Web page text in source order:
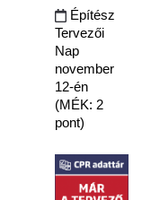
Építész
Tervezői
Nap
november
12-én
(MÉK: 2
pont)